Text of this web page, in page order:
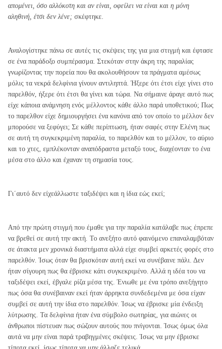
απομένει, όσο αλλόκοτη και αν είναι, οφείλει να είναι και η μόνη
αληθινή, έτσι δεν λένε; σκέφτηκε.
Αναλογίστηκε πάνω σε αυτές τις σκέψεις της για μια στιγμή και έφτασε
σε ένα παράδοξο συμπέρασμα. Στεκόταν στην άκρη της παραλίας
γνωρίζοντας την πορεία που θα ακολουθήσουν τα πράγματα αμέσως
μόλις τα νεκρά δελφίνια γίνουν αντιληπτά. Ήξερε ότι έτσι είχε γίνει στο
παρελθόν, ήξερε ότι έτσι θα γίνει και τώρα. Να σήμαινε άραγε αυτό πως
είχε κάποια ανάμνηση ενός μέλλοντος κάθε άλλο παρά υποθετικού; Πως
το παρελθον είχε δημιουργήσει ένα κανόνα από τον οποίο το μέλλον δεν
μπορούσε να ξεφύγει; Σε κάθε περίπτωση, ήταν σαφές στην Ελένη πως
σε αυτή τη συγκεκριμένη παραλία, το παρελθόν και το μέλλον, το αύριο
και το χτες, εμπλέκονταν αναπόδραστα μεταξύ τους, διαχέονταν το ένα
μέσα στο άλλο και έχαναν τη σημασία τους.
Γι΄αυτό δεν είχεάλλωστε ταξιδέψει και η ίδια εώς εκεί;
Από την πρώτη στιγμή που έμαθε για την παραλία κατάλαβε πως έπρεπε
να βρεθεί σε αυτή την ακτή. Το ανεξήτο αυτό φαινόμενο επαναλαμβόταν
σε άτακτα μεν χρονικά διαστήματα αλλά είχε συμβεί αρκετές φορές στο
παρελθόν. Ίσως όταν θα βρισκόταν αυτή εκεί να συνέβαινε πάλι. Δεν
ήταν σίγουρη πως θα έβρισκε κάτι συγκεκριμένο. Αλλά η ιδέα του να
ταξιδέψει εκεί, έβγαλε ρίζα μέσα της. Ένιωθε με ένα τρόπο ανεξήγητο
πως όσα θα συνέβαιναν εκεί ήταν άρρηκτα συνδεδεμένα με όσα είχαν
συμβεί σε αυτή την ίδια στο παρελθόν. Ίσως να έβρισκε μία ένδειξη
λύτρωσης. Τα δελφίνια ήταν ένα σύμβολο σωτηρίας, για αιώνες οι
άνθρωποι πίστευαν πως σώζουν αυτούς που πνίγονται. Ίσως όμως όλα
αυτά να μην είναι παρά τραβηγμένες σκέψεις. Ίσως να μην έβρισκε